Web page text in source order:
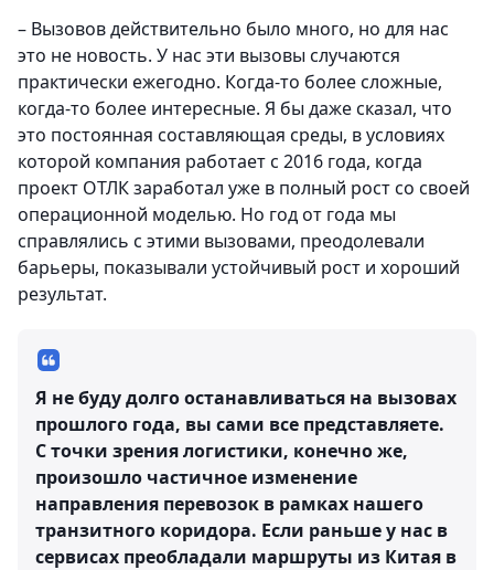
– Вызовов действительно было много, но для нас
это не новость. У нас эти вызовы случаются
практически ежегодно. Когда-то более сложные,
когда-то более интересные. Я бы даже сказал, что
это постоянная составляющая среды, в условиях
которой компания работает с 2016 года, когда
проект ОТЛК заработал уже в полный рост со своей
операционной моделью. Но год от года мы
справлялись с этими вызовами, преодолевали
барьеры, показывали устойчивый рост и хороший
результат.
Я не буду долго останавливаться на вызовах
прошлого года, вы сами все представляете.
С точки зрения логистики, конечно же,
произошло частичное изменение
направления перевозок в рамках нашего
транзитного коридора. Если раньше у нас в
сервисах преобладали маршруты из Китая в